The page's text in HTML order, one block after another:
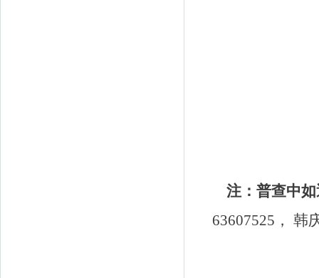
注：普查中
63607525， 韩